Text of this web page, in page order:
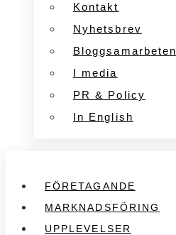
Kontakt
Nyhetsbrev
Bloggsamarbeten
I media
PR & Policy
In English
FÖRETAGANDE
MARKNADSFÖRING
UPPLEVELSER